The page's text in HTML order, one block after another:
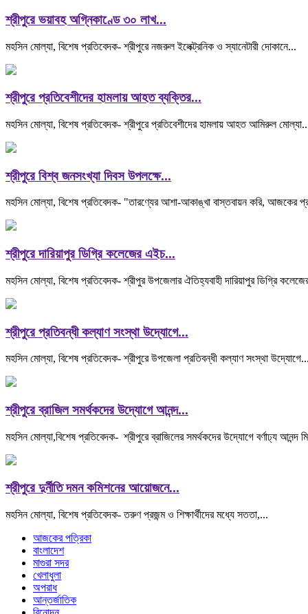
শ্রীপুরে ভয়াবহ অগ্নিকাণ্ডে ৩০ লাখ...
মহসিন মোল্যা, বিশেষ প্রতিবেদক- শ্রীপুরে নজরুল ইলেক্ট্রনিক ও স্যানেটারী দোকানে...
শ্রীপুরে প্রতিবেশীদের হামলায় আহত ব্যক্তির...
মহসিন মোল্যা, বিশেষ প্রতিবেদক- শ্রীপুরে প্রতিবেশীদের হামলায় আহত আমিরুল
শ্রীপুরে বিশ্ব জনসংখ্যা দিবস উপলক্ষে...
মহসিন মোল্যা, বিশেষ প্রতিবেদক- "তারণ্যের আশা-আকাঙ্খা বাস্তবায়ন করি, আজকের
শ্রীপুরে দারিয়াপুর ডিগ্রি কলেজের এইচ...
মহসিন মোল্যা, বিশেষ প্রতিবেদক- শ্রীপুর উপজেলার ঐতিহ্যবাহী দারিয়াপুর ডিগ্রি
শ্রীপুরে প্রতিবন্ধী কল্যাণ সংস্থা উদ্যোগে...
মহসিন মোল্যা, বিশেষ প্রতিবেদক- শ্রীপুরে উপজেলা প্রতিবন্ধী কল্যাণ সংস্থা উদ্যোগে...
শ্রীপুরে ব্রাজিল সমর্থকদের উদ্যোগে আনন্দ...
মহসিন মোল্যা,বিশেষ প্রতিবেদক- শ্রীপুরে ব্রাজিলের সমর্থকদের উদ্যোগে বর্ণাঢ্য আনন্দ
শ্রীপুরে দুর্নীতি দমন কমিশনের আয়োজনে...
মহসিন মোল্যা, বিশেষ প্রতিবেদক- তরুণ প্রজন্ম ও শিক্ষার্থীদের মধ্যে সততা,...
আজকের পত্রিকা
বাংলাদেশ
মাগুরা সদর
খেলাধুলা
অপরাধ
আন্তর্জাতিক